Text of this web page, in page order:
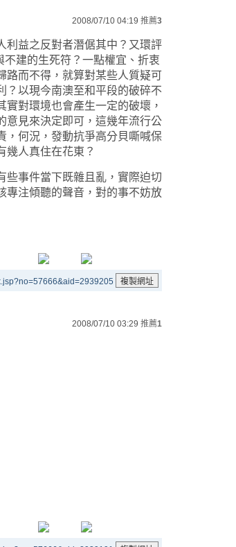
2008/07/10 04:19 推薦3
利益之反對者潛倨其中？又環評
建的生死符？一點權宜、折衷
路而不得，就算對某些人質疑可
？以現今南澳至和平段的破碎不
對環境也會產生一定的破壞，
意見來決定即可，這幾年流行公
，何況，發動抗爭高分貝嘶喊保
幾人真住在花東？
些事件當下既雜且亂，實際迫切
專注傾聽的聲音，對的事不妨放
2008/07/10 03:29 推薦1